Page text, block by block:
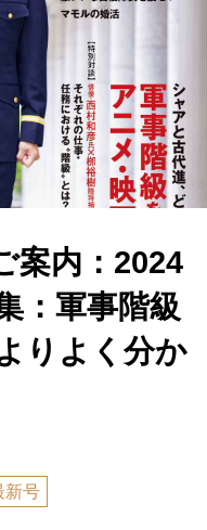
案内：2024
：軍事階級
りよく分か
新号